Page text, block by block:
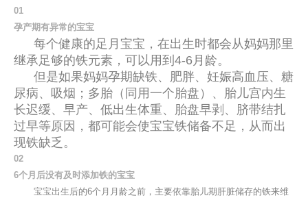
01
孕产期有异常的宝宝
每个健康的足月宝宝，在出生时都会从妈妈那里
继承足够的铁元素，可以用到4-6月龄。
但是如果妈妈孕期缺铁、肥胖、妊娠高血压、糖
尿病、吸烟； 多胎（同用一个胎盘）、胎儿宫内生
长迟缓、早产、低出生体重、胎盘早剥、脐带结扎
过早等原因，都可能会使宝宝铁储备不足，从而出
现铁缺乏。
02
6个月后没有及时添加铁的宝宝
宝宝出生后的6个月月龄之前，主要依靠胎儿期肝脏储存的铁来维